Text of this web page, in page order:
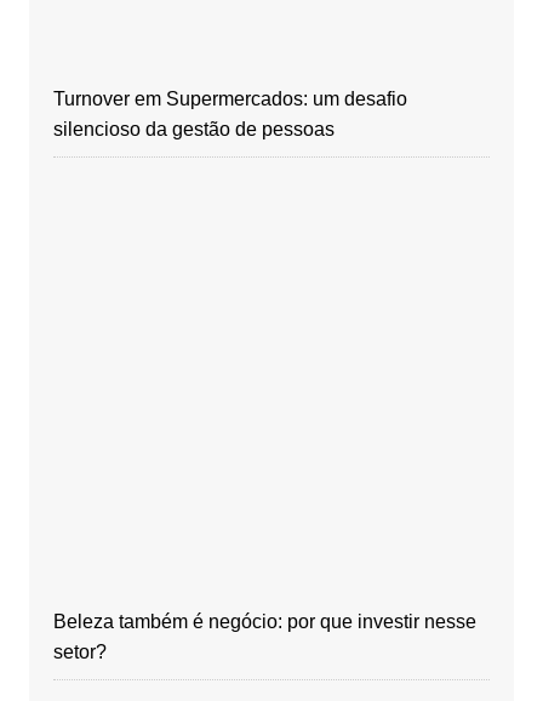
Turnover em Supermercados: um desafio
silencioso da gestão de pessoas
Beleza também é negócio: por que investir nesse
setor?